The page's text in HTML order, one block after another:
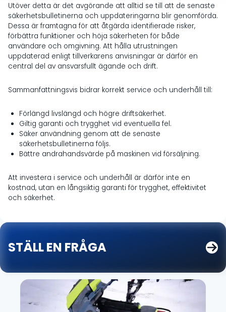
Utöver detta är det avgörande att alltid se till att de senaste
säkerhetsbulletinerna och uppdateringarna blir genomförda.
Dessa är framtagna för att åtgärda identifierade risker,
förbättra funktioner och höja säkerheten för både
användare och omgivning. Att hålla utrustningen
uppdaterad enligt tillverkarens anvisningar är därför en
central del av ansvarsfullt ägande och drift.
Sammanfattningsvis bidrar korrekt service och underhåll till:
Förlängd livslängd och högre driftsäkerhet.
Giltig garanti och trygghet vid eventuella fel.
Säker användning genom att de senaste
säkerhetsbulletinerna följs.
Bättre andrahandsvärde på maskinen vid försäljning.
Att investera i service och underhåll är därför inte en
kostnad, utan en långsiktig garanti för trygghet, effektivitet
och säkerhet.
STÄLL EN FRÅGA